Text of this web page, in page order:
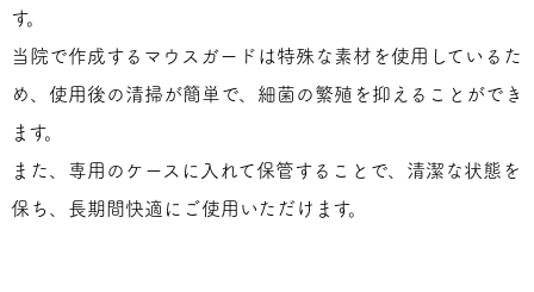
す。
当院で作成するマウスガードは特殊な素材を使用しているた
め、使用後の清掃が簡単で、細菌の繁殖を抑えることができ
ます。
また、専用のケースに入れて保管することで、清潔な状態を
保ち、長期間快適にご使用いただけます。